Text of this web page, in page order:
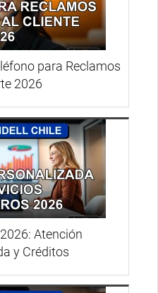
para Reclamos
2026
Atención
y Créditos